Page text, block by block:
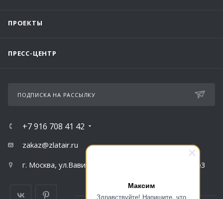
Максим
Здравствуйте! Напишите, что
ПРОЕКТЫ
ПРЕСС-ЦЕНТР
ПОДПИСКА НА РАССЫЛКУ
+7 916 708 41 42
zakaz@zlatair.ru
г. Москва, ул.Вавилова, д.79, корпус 1, подъезд №3